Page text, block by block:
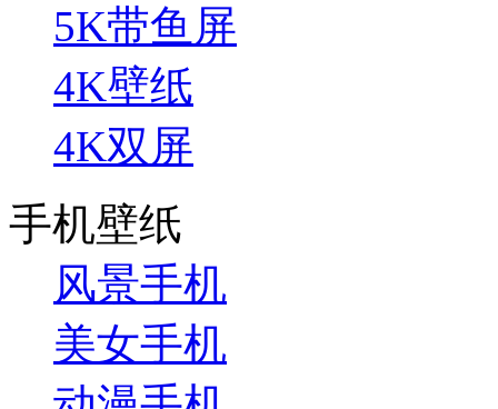
5K带鱼屏
4K壁纸
4K双屏
手机壁纸
风景手机
美女手机